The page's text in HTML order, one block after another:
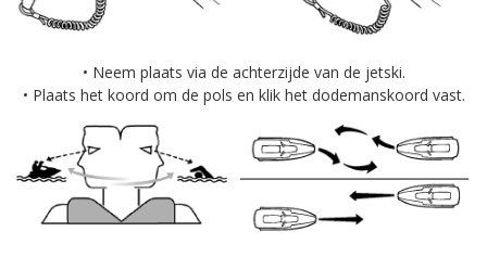
• Neem plaats via de achterzijde van de jetski.
• Plaats het koord om de pols en klik het dodemanskoord vast.